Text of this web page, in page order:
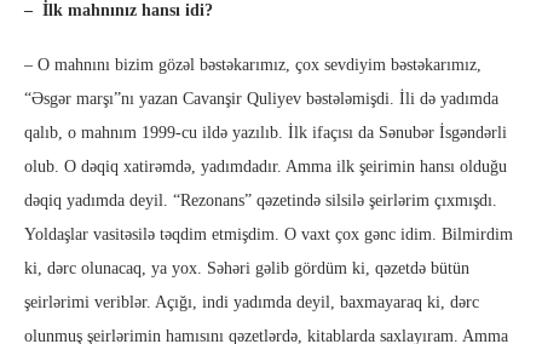
– İlk mahnınız hansı idi?
– O mahnını bizim gözəl bəstəkarımız, çox sevdiyim bəstəkarımız,
“Əsgər marşı”nı yazan Cavanşir Quliyev bəstələmişdi. İli də yadımda
qalıb, o mahnım 1999-cu ildə yazılıb. İlk ifaçısı da Sənubər İsgəndərli
olub. O dəqiq xatirəmdə, yadımdadır. Amma ilk şeirimin hansı olduğu
dəqiq yadımda deyil. “Rezonans” qəzetində silsilə şeirlərim çıxmışdı.
Yoldaşlar vasitəsilə təqdim etmişdim. O vaxt çox gənc idim. Bilmirdim
ki, dərc olunacaq, ya yox. Səhəri gəlib gördüm ki, qəzetdə bütün
şeirlərimi veriblər. Açığı, indi yadımda deyil, baxmayaraq ki, dərc
olunmuş şeirlərimin hamısını qəzetlərdə, kitablarda saxlayıram. Amma